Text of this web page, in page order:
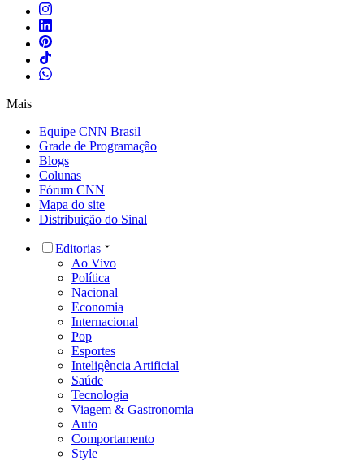
Mais
Equipe CNN Brasil
Grade de Programação
Blogs
Colunas
Fórum CNN
Mapa do site
Distribuição do Sinal
Editorias
Ao Vivo
Política
Nacional
Economia
Internacional
Pop
Esportes
Inteligência Artificial
Saúde
Tecnologia
Viagem & Gastronomia
Auto
Comportamento
Style